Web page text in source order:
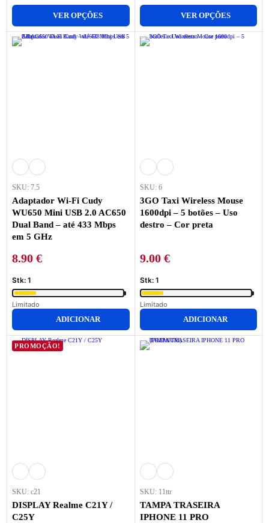
VER OPÇÕES VER OPÇÕES
SKU: 7.5
Adaptador Wi-Fi Cudy
WU650 Mini USB 2.0 AC650
Dual Band – até 433 Mbps
em 5 GHz
8.90 €
Stk: 1
Limitado
ADICIONAR
SKU: 6
3GO Taxi Wireless Mouse
1600dpi – 5 botões – Uso
destro – Cor preta
9.00 €
Stk: 1
Limitado
ADICIONAR
PROMOÇÃO!
SKU: c21
DISPLAY Realme C21Y /
C25Y
SKU: 11ttr
TAMPA TRASEIRA
IPHONE 11 PRO